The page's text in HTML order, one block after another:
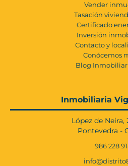
Vender
Tasación
Certificado
Inversión
Contacto y
Conócemos
Blog
Inmobiliaria
López de Neira,
Pontevedra -
986 228